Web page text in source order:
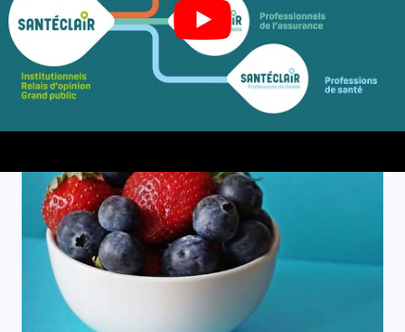
todos os segurados, especialmente as
populações menos familiarizadas com o
digital. Este ponto já foi mencionado em
alguns relatórios, que recomendam
treinamento e acompanhamento